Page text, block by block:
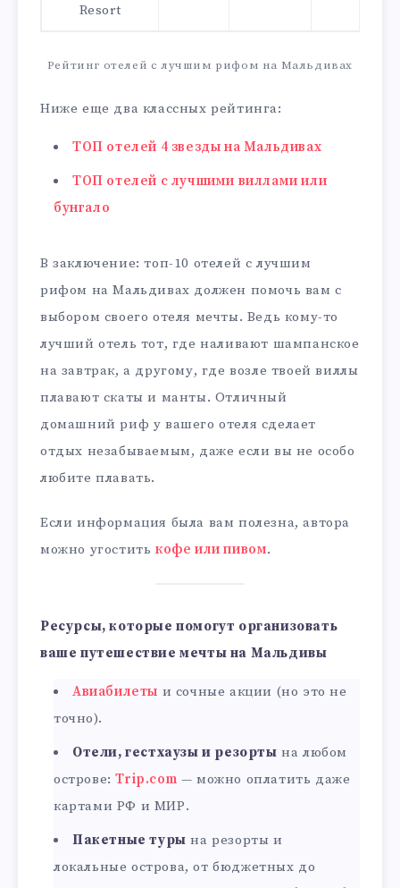
Resort
Рейтинг отелей с лучшим рифом на Мальдивах
Ниже еще два классных рейтинга:
ТОП отелей 4 звезды на Мальдивах
ТОП отелей с лучшими виллами или
бунгало
В заключение: топ-10 отелей с лучшим
рифом на Мальдивах должен помочь вам с
выбором своего отеля мечты. Ведь кому-то
лучший отель тот, где наливают шампанское
на завтрак, а другому, где возле твоей виллы
плавают скаты и манты. Отличный
домашний риф у вашего отеля сделает
отдых незабываемым, даже если вы не особо
любите плавать.
Если информация была вам полезна, автора
можно угостить кофе или пивом.
Ресурсы, которые помогут организовать
ваше путешествие мечты на Мальдивы
Авиабилеты и сочные акции (но это не
точно).
Отели, гестхаузы и резорты на любом
острове:Trip.com — можно оплатить даже
картами РФ и МИР.
Пакетные туры на резорты и
локальные острова, от бюджетных до